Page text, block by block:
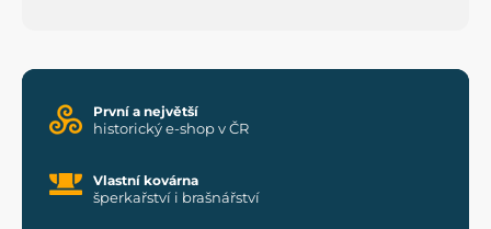
První a největší
historický e-shop v ČR
Vlastní kovárna
šperkařství i brašnářství